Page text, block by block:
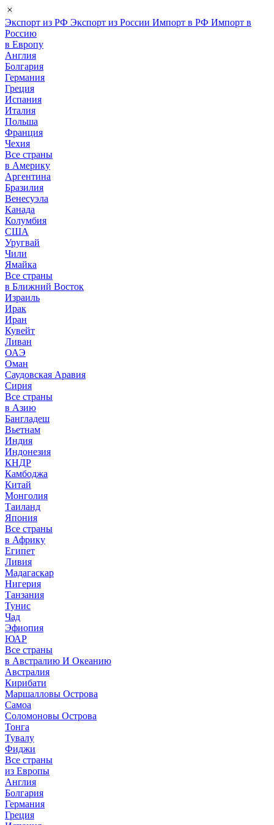
Экспорт из РФ Экспорт из России Импорт в РФ Импорт в
Россию
в Европу
Англия
Болгария
Германия
Греция
Испания
Италия
Польша
Франция
Чехия
Все страны
в Америку
Аргентина
Бразилия
Венесуэла
Канада
Колумбия
США
Уругвай
Чили
Ямайка
Все страны
в Ближний Восток
Израиль
Ирак
Иран
Кувейт
Ливан
ОАЭ
Оман
Саудовская Аравия
Сирия
Все страны
в Азию
Бангладеш
Вьетнам
Индия
Индонезия
КНДР
Камбоджа
Китай
Монголия
Таиланд
Япония
Все страны
в Африку
Египет
Ливия
Мадагаскар
Нигерия
Танзания
Тунис
Чад
Эфиопия
ЮАР
Все страны
в Австралию И Океанию
Австралия
Кирибати
Маршалловы Острова
Самоа
Соломоновы Острова
Тонга
Тувалу
Фиджи
Все страны
из Европы
Англия
Болгария
Германия
Греция